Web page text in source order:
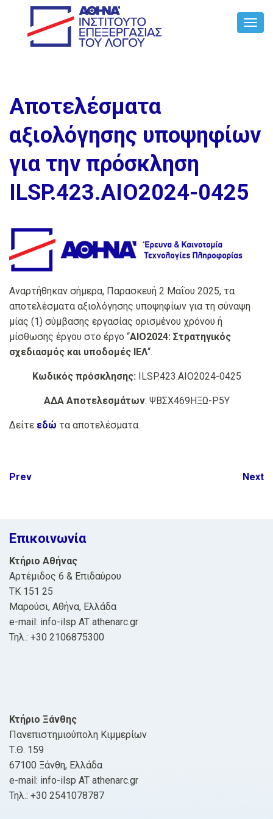
Αποτελέσματα
αξιολόγησης υποψηφίων
για την πρόσκληση
ILSP.423.AIO2024-0425
Αναρτήθηκαν σήμερα, Παρασκευή 2 Μαΐου 2025, τα
αποτελέσματα αξιολόγησης υποψηφίων για τη σύναψη
μίας (1) σύμβασης εργασίας ορισμένου χρόνου ή
μίσθωσης έργου στο έργο “AIO2024: Στρατηγικός
σχεδιασμός και υποδομές ΙΕΛ“.
Κωδικός πρόσκλησης: ILSP.423.AIO2024-0425
ΑΔΑ Αποτελεσμάτων: ΨΒΣΧ469ΗΞΩ-Ρ5Υ
Δείτε εδώ τα αποτελέσματα.
Post
Prev Next
Επικοινωνία
Κτήριο Αθήνας
Αρτέμιδος 6 & Επιδαύρου
ΤΚ 151 25
Μαρούσι, Αθήνα, Ελλάδα
e-mail: info-ilsp AT athenarc.gr
Τηλ.: +30 2106875300
Κτήριο Ξάνθης
Πανεπιστημιούπολη Κιμμερίων
Τ.Θ. 159
67100 Ξάνθη, Ελλάδα
e-mail: info-ilsp AT athenarc.gr
Τηλ.: +30 2541078787